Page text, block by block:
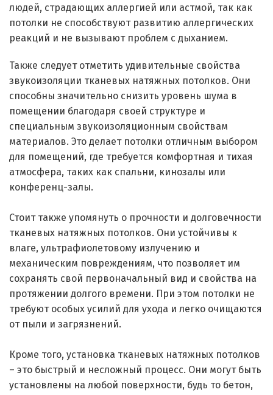
людей, страдающих аллергией или астмой, так как
потолки не способствуют развитию аллергических
реакций и не вызывают проблем с дыханием.
Также следует отметить удивительные свойства
звукоизоляции тканевых натяжных потолков. Они
способны значительно снизить уровень шума в
помещении благодаря своей структуре и
специальным звукоизоляционным свойствам
материалов. Это делает потолки отличным выбором
для помещений, где требуется комфортная и тихая
атмосфера, таких как спальни, кинозалы или
конференц-залы.
Стоит также упомянуть о прочности и долговечности
тканевых натяжных потолков. Они устойчивы к
влаге, ультрафиолетовому излучению и
механическим повреждениям, что позволяет им
сохранять свой первоначальный вид и свойства на
протяжении долгого времени. При этом потолки не
требуют особых усилий для ухода и легко очищаются
от пыли и загрязнений.
Кроме того, установка тканевых натяжных потолков
– это быстрый и несложный процесс. Они могут быть
установлены на любой поверхности, будь то бетон,